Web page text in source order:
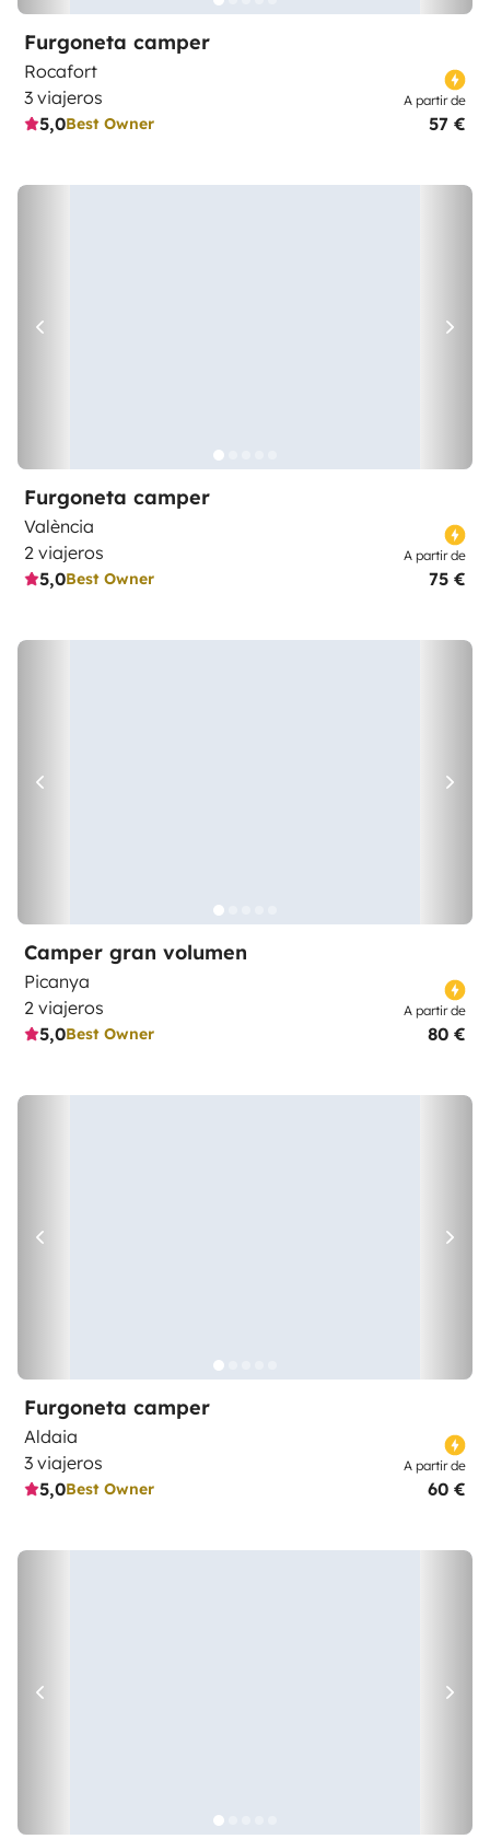
Furgoneta camper
Rocafort
3 viajeros
5,0Best Owner
A partir de
57 €
Furgoneta camper
València
2 viajeros
5,0Best Owner
A partir de
75 €
Camper gran volumen
Picanya
2 viajeros
5,0Best Owner
A partir de
80 €
Furgoneta camper
Aldaia
3 viajeros
5,0Best Owner
A partir de
60 €